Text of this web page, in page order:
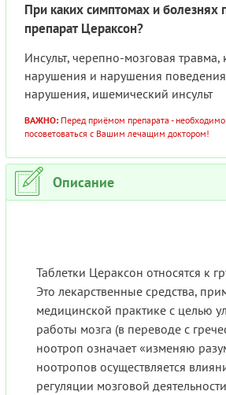
При каких симптомах и болезнях
препарат Цераксон?
Инсульт, черепно-мозговая травма,
нарушения и нарушения
нарушения, ишемический инсульт
ВАЖНО: Перед приёмом препарата - необходимо
посоветоваться с Вашим лечащим доктором!
Описание
Таблетки Цераксон относятся к
Это лекарственные средства,
медицинской практике с целью
работы мозга (в переводе с
ноотроп означает «изменяю
ноотропов осуществляется
регуляции мозговой